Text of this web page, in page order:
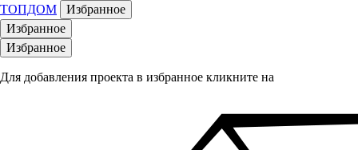
ТОПДОМ
Избранное
Избранное
Избранное
Для добавления проекта в избранное кликните на